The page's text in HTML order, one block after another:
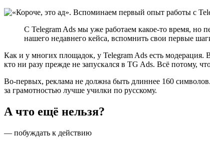
С Telegram Ads мы уже работаем какое-то время, но
нашего недавнего кейса, вспомнить свои первые
Как и у многих площадок, у Telegram Ads есть
кто ни разу прежде не запускался в TG Ads. Всё потому,
Во-первых, реклама не должна быть длиннее 160
за грамотностью лучше училки по русскому.
А что ещё нельзя?
— побуждать к действию